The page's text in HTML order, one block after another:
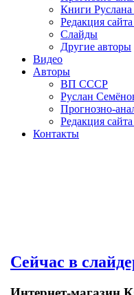
Книги
Редакция
Слайды
Другие авторы
Видео
Авторы
ВП СССР
Руслан
Прогнозно-
Редакция
Контакты
Сейчас в